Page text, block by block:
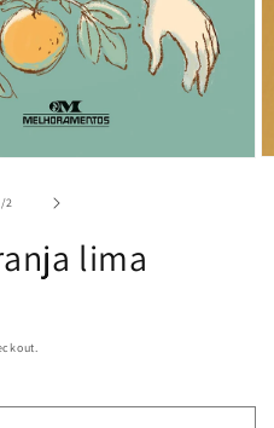
/of2
lima